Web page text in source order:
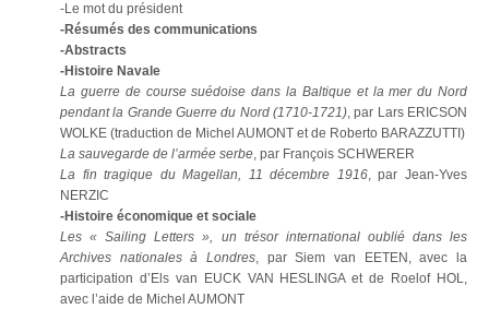
-Le mot du président
-Résumés des communications
-Abstracts
-Histoire Navale
La guerre de course suédoise dans la Baltique et la mer du Nord
pendant la Grande Guerre du Nord (1710-1721), par Lars ERICSON
WOLKE (traduction de Michel AUMONT et de Roberto BARAZZUTTI)
La sauvegarde de l’armée serbe, par François SCHWERER
La fin tragique du Magellan, 11 décembre 1916, par Jean-Yves
NERZIC
-Histoire économique et sociale
Les « Sailing Letters », un trésor international oublié dans les
Archives nationales à Londres, par Siem van EETEN, avec la
participation d’Els van EUCK VAN HESLINGA et de Roelof HOL,
avec l’aide de Michel AUMONT